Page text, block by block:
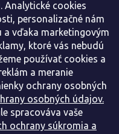
Analytické cookies
personalizačné nám
a vďaka marketingovým
ktoré vás nebudú
používať cookies a
a meranie
ochrany osobných
osobných údajov.
spracováva vaše
ochrany súkromia a